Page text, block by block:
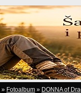
» Fotoalbum » DONNA of